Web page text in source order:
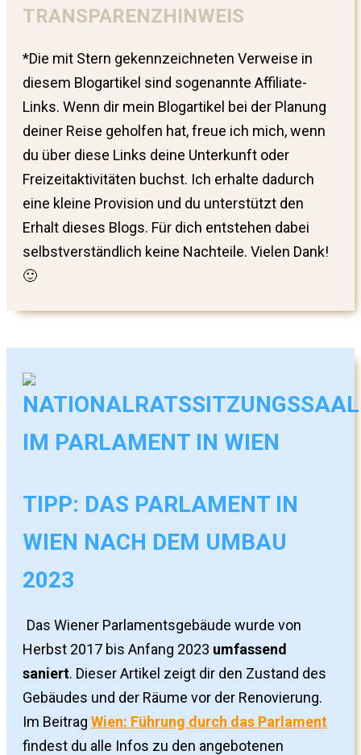
TRANSPARENZHINWEIS
*Die mit Stern gekennzeichneten Verweise in
diesem Blogartikel sind sogenannte Affiliate-
Links. Wenn dir mein Blogartikel bei der Planung
deiner Reise geholfen hat, freue ich mich, wenn
du über diese Links deine Unterkunft oder
Freizeitaktivitäten buchst. Ich erhalte dadurch
eine kleine Provision und du unterstützt den
Erhalt dieses Blogs. Für dich entstehen dabei
selbstverständlich keine Nachteile. Vielen Dank!
🙂
TIPP: DAS PARLAMENT IN
WIEN NACH DEM UMBAU
2023
Das Wiener Parlamentsgebäude wurde von
Herbst 2017 bis Anfang 2023 umfassend
saniert. Dieser Artikel zeigt dir den Zustand des
Gebäudes und der Räume vor der Renovierung.
Im Beitrag Wien: Führung durch das Parlament
findest du alle Infos zu den angebotenen